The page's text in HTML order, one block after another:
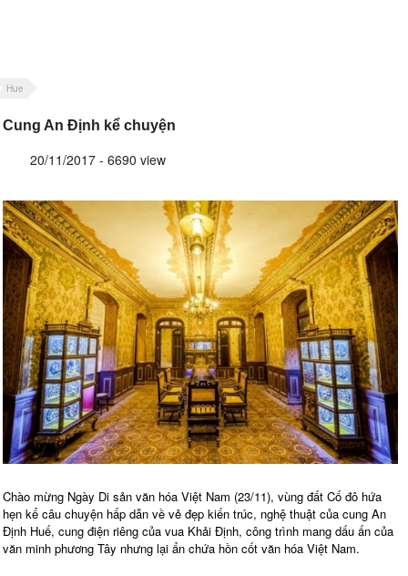
Hue
Cung An Định kể chuyện
20/11/2017 - 6690 view
Chào mừng Ngày Di sản văn hóa Việt Nam (23/11), vùng đất Cố đô hứa
hẹn kể câu chuyện hấp dẫn về vẻ đẹp kiến trúc, nghệ thuật của cung An
Định Huế, cung điện riêng của vua Khải Định, công trình mang dấu ấn của
văn minh phương Tây nhưng lại ẩn chứa hồn cốt văn hóa Việt Nam.